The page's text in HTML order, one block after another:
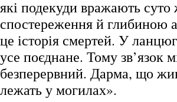
які подекуди вражають
спостереження й глибиною
це історія смертей. У
усе поєднане. Тому зв’язок
безперервний. Дарма, що
лежать у могилах».